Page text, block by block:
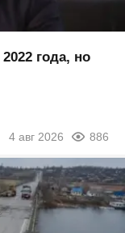
года, но
4 авг 2026 886